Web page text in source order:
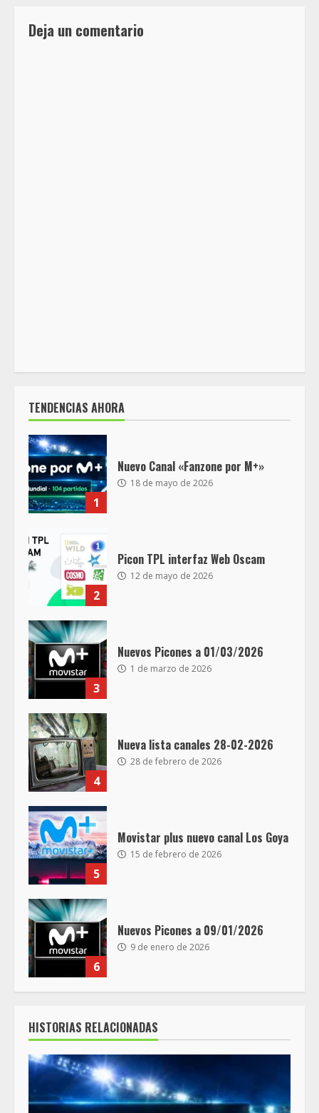
Deja un comentario
TENDENCIAS AHORA
1
Nuevo Canal «Fanzone por M+»
18 de mayo de 2026
2
Picon TPL interfaz Web Oscam
12 de mayo de 2026
3
Nuevos Picones a 01/03/2026
1 de marzo de 2026
4
Nueva lista canales 28-02-2026
28 de febrero de 2026
5
Movistar plus nuevo canal Los Goya
15 de febrero de 2026
6
Nuevos Picones a 09/01/2026
9 de enero de 2026
HISTORIAS RELACIONADAS